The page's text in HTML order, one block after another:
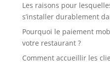
Les raisons pour
s’installer durablement
Pourquoi le paiement
votre restaurant ?
Comment accueillir les